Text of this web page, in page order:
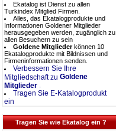
Ekatalog ist Dienst zu allen
Turkindex Mitglied Firmen.
Alles, das Ekatalogprodukte und
Informationen Goldener Mitglieder
herausgegeben werden, zugänglich zu
allen Besuchern zu sein
Goldene Mitgliederkönnen 10
Ekatalogprodukte mit Bildnissen und
Firmeninformationen senden.
Verbessern Sie Ihre
Mitgliedschaft zu Goldene
Mitglieder .
Tragen Sie E-Katalogprodukt
ein
Tragen Sie wie Ekatalog ein ?